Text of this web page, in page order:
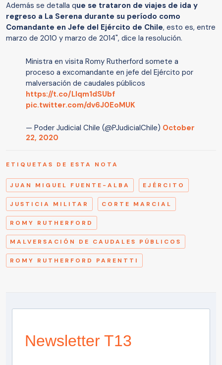
Además se detalla que se trataron de viajes de ida y
regreso a La Serena durante su período como
Comandante en Jefe del Ejército de Chile, esto es, entre
marzo de 2010 y marzo de 2014", dice la resolución.
Ministra en visita Romy Rutherford somete a
proceso a excomandante en jefe del Ejército por
malversación de caudales públicos
https://t.co/LIqm1dSUbf
pic.twitter.com/dv6J0EoMUK
— Poder Judicial Chile (@PJudicialChile) October
22, 2020
ETIQUETAS DE ESTA NOTA
JUAN MIGUEL FUENTE-ALBA EJÉRCITO
JUSTICIA MILITAR CORTE MARCIAL
ROMY RUTHERFORD
MALVERSACIÓN DE CAUDALES PÚBLICOS
ROMY RUTHERFORD PARENTTI
Newsletter T13